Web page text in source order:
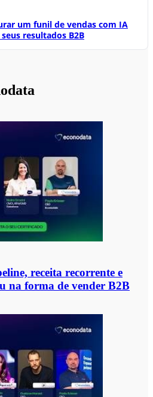
um funil de vendas com IA
resultados B2B
receita recorrente e
na forma de vender B2B